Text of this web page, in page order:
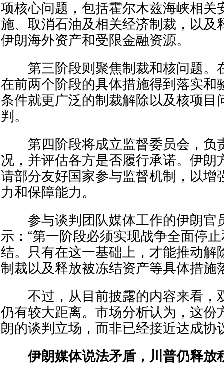
项核心问题，包括霍尔木兹海峡相关
施、取消石油及相关经济制裁，以及
伊朗海外资产和受限金融资源。
第三阶段则聚焦制裁和核问题。
在前两个阶段的具体措施得到落实和
条件就更广泛的制裁解除以及核项目
判。
第四阶段将成立监督委员会，负
况，并评估各方是否履行承诺。伊朗
请部分友好国家参与监督机制，以增
力和保障能力。
参与谈判团队媒体工作的伊朗官
示：“第一阶段必须实现战争全面停
结。只有在这一基础上，才能推动解
制裁以及释放被冻结资产等具体措施
不过，从目前披露的内容来看，
仍有较大距离。市场分析认为，这份
朗的谈判立场，而非已经接近达成协
伊朗媒体说法矛盾，川普仍释放